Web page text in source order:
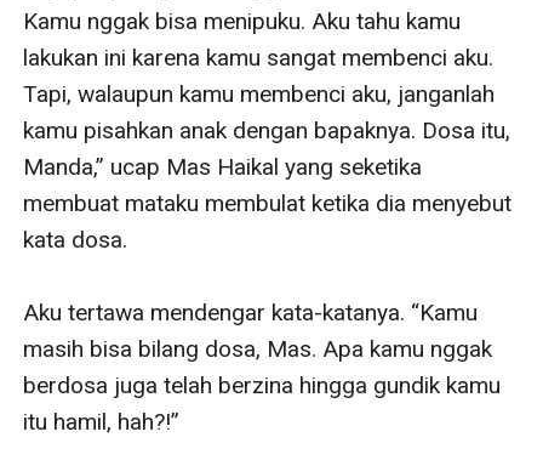
Kamu nggak bisa menipuku. Aku tahu kamu
lakukan ini karena kamu sangat membenci aku.
Tapi, walaupun kamu membenci aku, janganlah
kamu pisahkan anak dengan bapaknya. Dosa itu,
Manda,” ucap Mas Haikal yang seketika
membuat mataku membulat ketika dia menyebut
kata dosa.
Aku tertawa mendengar kata-katanya. “Kamu
masih bisa bilang dosa, Mas. Apa kamu nggak
berdosa juga telah berzina hingga gundik kamu
itu hamil, hah?!”